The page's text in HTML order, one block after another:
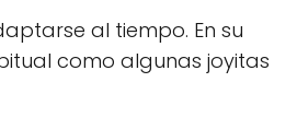
al tiempo. En su
como algunas joyitas